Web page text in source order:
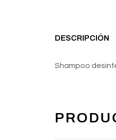
DESCRIPCIÓN
Shampoo